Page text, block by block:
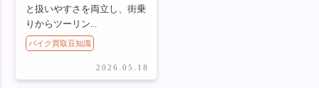
と扱いやすさを両立し、街乗
りからツーリン...
バイク買取豆知識
2026.05.18